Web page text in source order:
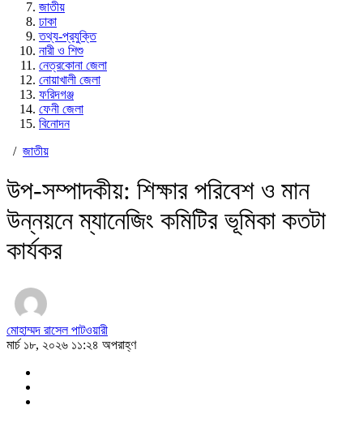
জাতীয়
ঢাকা
তথ্য-প্রযুক্তি
নারী ও শিশু
নেত্রকোনা জেলা
নোয়াখালী জেলা
ফরিদগঞ্জ
ফেনী জেলা
বিনোদন
/ জাতীয়
উপ-সম্পাদকীয়: শিক্ষার পরিবেশ ও মান
উন্নয়নে ম্যানেজিং কমিটির ভূমিকা কতটা
কার্যকর
মোহাম্মদ রাসেল পাটওয়ারী
মার্চ ১৮, ২০২৬ ১১:২৪ অপরাহ্ণ